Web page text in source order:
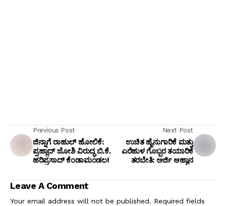
Previous Post
ಜಿನ್ನಾಗೆ ರಾಹುಲ್ ಹೋಲಿಕೆ:
ಪ್ರಹ್ಲಾದ್ ಜೋಶಿ ವಿರುದ್ಧ ಬಿ.ಕೆ.
ಹರಿಪ್ರಸಾದ್ ಕೆಂಡಾಮಂಡಲ!
Next Post
ಉಚಿತ ಹೈನುಗಾರಿಕೆ ಮತ್ತು
ಎರೆಹುಳ ಗೊಬ್ಬರ ತಯಾರಿಕೆ
ತರಬೇತಿ: ಅರ್ಜಿ ಆಹ್ವಾನ
Leave A Comment
Your email address will not be published. Required fields